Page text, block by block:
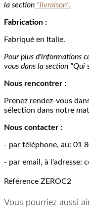
la section "livraison".
Fabrication :
Fabriqué en Italie.
Pour plus d'informations
vous dans la section "Qui
Nous rencontrer :
Prenez rendez-vous
sélection dans notre
Nous contacter :
- par téléphone, au: 01
- par email, à l'adresse:
Référence ZEROC2
Vous pourriez aussi